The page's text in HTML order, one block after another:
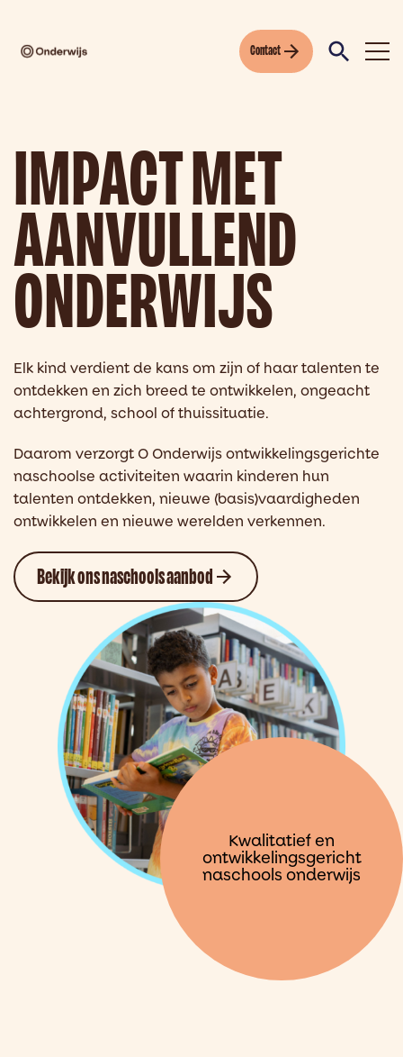
Contact
IMPACT MET
AANVULLEND
ONDERWIJS
Elk kind verdient de kans om zijn of haar talenten te
ontdekken en zich breed te ontwikkelen, ongeacht
achtergrond, school of thuissituatie.
Daarom verzorgt O Onderwijs ontwikkelingsgerichte
naschoolse activiteiten waarin kinderen hun
talenten ontdekken, nieuwe (basis)vaardigheden
ontwikkelen en nieuwe werelden verkennen.
Bekijk ons naschools aanbod
Kwalitatief en
ontwikkelingsgericht
naschools onderwijs